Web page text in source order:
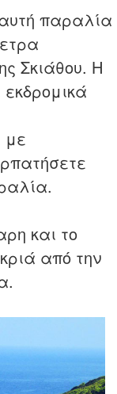
παραλία
Σκιάθου. Η
με
και το
από την